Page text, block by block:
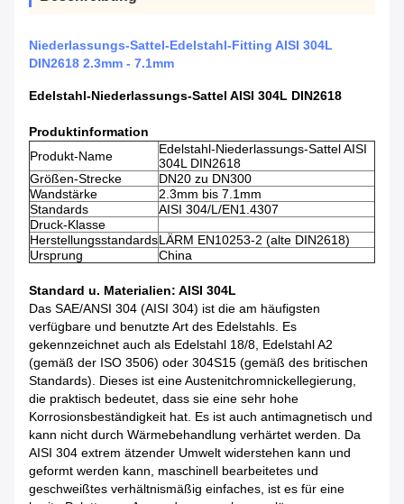
Niederlassungs-Sattel-Edelstahl-Fitting AISI 304L
DIN2618 2.3mm - 7.1mm
Edelstahl-Niederlassungs-Sattel AISI 304L DIN2618
Produktinformation
Produkt-Name
Edelstahl-Niederlassungs-Sattel AISI
304L DIN2618
Größen-Strecke
DN20 zu DN300
Wandstärke
2.3mm bis 7.1mm
Standards
AISI 304/L/EN1.4307
Druck-Klasse
HerstellungsstandardsLÄRM EN10253-2 (alte DIN2618)
Ursprung
China
Standard u. Materialien: AISI 304L
Das SAE/ANSI 304 (AISI 304) ist die am häufigsten
verfügbare und benutzte Art des Edelstahls. Es
gekennzeichnet auch als Edelstahl 18/8, Edelstahl A2
(gemäß der ISO 3506) oder 304S15 (gemäß des britischen
Standards). Dieses ist eine Austenitchromnickellegierung,
die praktisch bedeutet, dass sie eine sehr hohe
Korrosionsbeständigkeit hat. Es ist auch antimagnetisch und
kann nicht durch Wärmebehandlung verhärtet werden. Da
AISI 304 extrem ätzender Umwelt widerstehen kann und
geformt werden kann, maschinell bearbeitetes und
geschweißtes verhältnismäßig einfaches, ist es für eine